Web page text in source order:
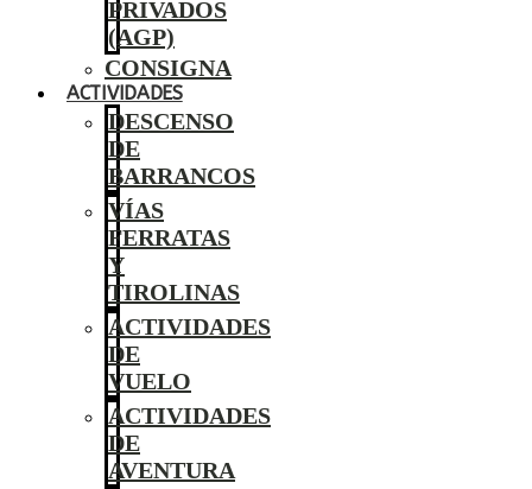
PRIVADOS
(AGP)
CONSIGNA
ACTIVIDADES
DESCENSO
DE
BARRANCOS
VÍAS
FERRATAS
Y
TIROLINAS
ACTIVIDADES
DE
VUELO
ACTIVIDADES
DE
AVENTURA